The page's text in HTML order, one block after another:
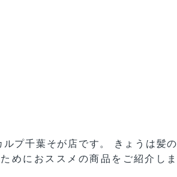
プ千葉そが店です。 きょうは髪の
めにおススメの商品をご紹介しま